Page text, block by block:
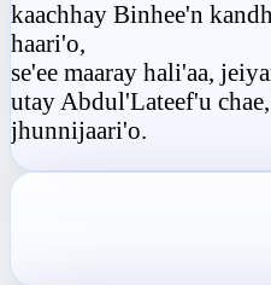
kaachhay Binhee'n
haari'o,
se'ee maaray hali'aa,
utay Abdul'Lateef'u
jhunnijaari'o.